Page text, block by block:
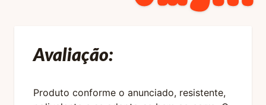
Avaliação:
Produto conforme o anunciado, resistente,